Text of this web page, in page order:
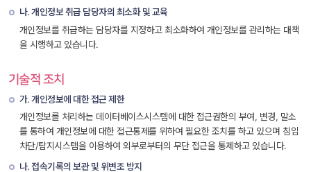
나. 개인정보 취급 담당자의 최소화 및 교육
개인정보를 취급하는 담당자를 지정하고 최소화하여 개인정보를 관리하는 대책
을 시행하고 있습니다.
기술적 조치
가. 개인정보에 대한 접근 제한
개인정보를 처리하는 데이터베이스시스템에 대한 접근권한의 부여, 변경, 말소
를 통하여 개인정보에 대한 접근통제를 위하여 필요한 조치를 하고 있으며 침입
차단/탐지시스템을 이용하여 외부로부터의 무단 접근을 통제하고 있습니다.
나. 접속기록의 보관 및 위변조 방지